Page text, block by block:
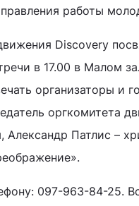
работы
Discovery
в 17.00 в Малом
организаторы и
оргкомитета
Александр Патлис –
097-963-84-25.